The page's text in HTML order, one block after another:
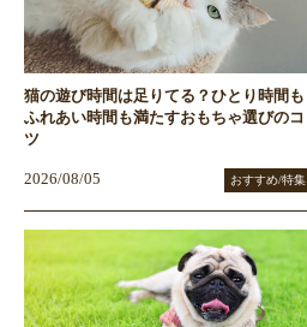
猫の遊び時間は足りてる？ひとり時間も
ふれあい時間も満たすおもちゃ選びのコ
ツ
2026/08/05 おすすめ/特集